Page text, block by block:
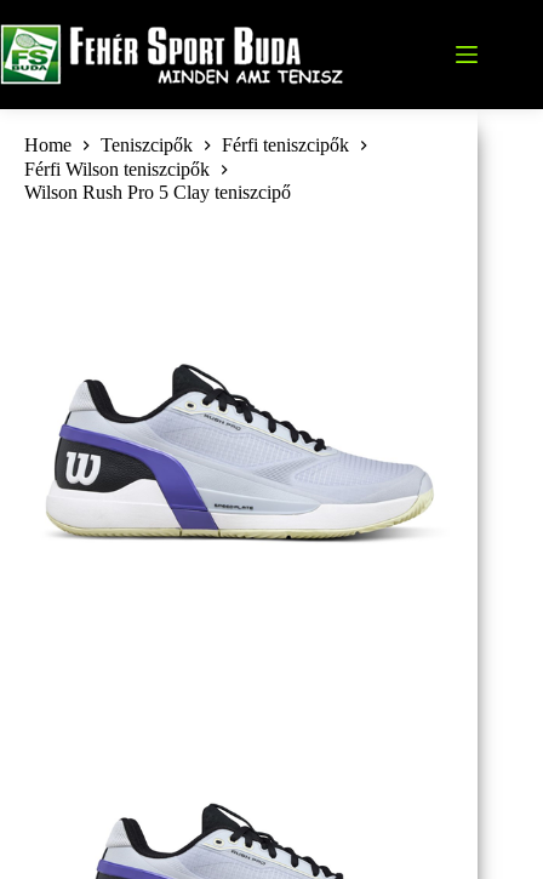
to
content
Home Teniszcipők
Férfi teniszcipők
Férfi Wilson teniszcipők
Wilson Rush Pro 5 Clay teniszcipő